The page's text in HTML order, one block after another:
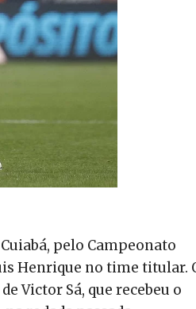
pelo Campeonato
Henrique no time titular.
Victor Sá, que recebeu o